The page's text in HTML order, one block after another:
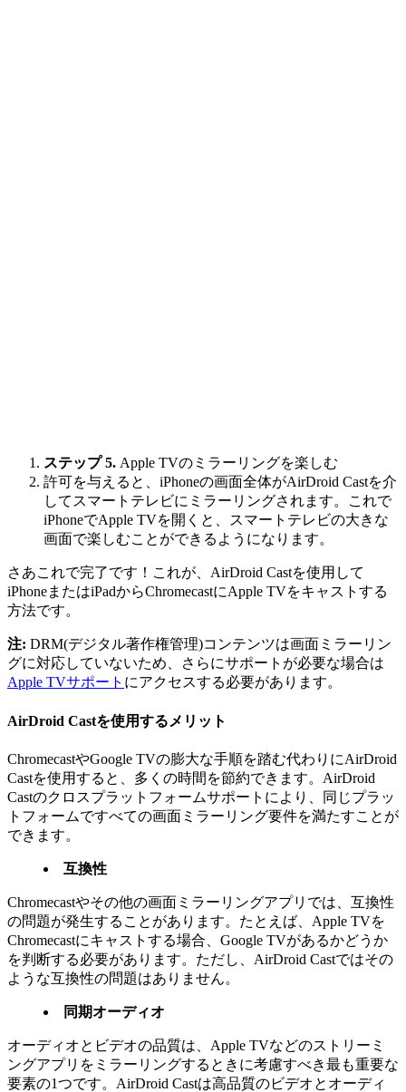
ステップ 5. Apple TVのミラーリングを楽​​しむ
許可を与えると、iPhoneの画面全体がAirDroid Castを介
してスマートテレビにミラーリングされます。これで
iPhoneでApple TVを開くと、スマートテレビの大きな
画面で楽しむことができるようになります。
さあこれで完了です！これが、AirDroid Castを使用して
iPhoneまたはiPadからChromecastにApple TVをキャストする
方法です。
注: DRM(デジタル著作権管理)コンテンツは画面ミラーリン
グに対応していないため、さらにサポートが必要な場合は
Apple TVサポート にアクセスする必要があります。
AirDroid Castを使用するメリット
ChromecastやGoogle TVの膨大な手順を踏む代わりにAirDroid
Castを使用すると、多くの時間を節約できます。AirDroid
Castのクロスプラットフォームサポートにより、同じプラッ
トフォームですべての画面ミラーリング要件を満たすことが
できます。
互換性
Chromecastやその他の画面ミラーリングアプリでは、互換性
の問題が発生することがあります。たとえば、Apple TVを
Chromecastにキャストする場合、Google TVがあるかどうか
を判断する必要があります。ただし、AirDroid Castではその
ような互換性の問題はありません。
同期オーディオ
オーディオとビデオの品質は、Apple TVなどのストリーミ
ングアプリをミラーリングするときに考慮すべき最も重要な
要素の1つです。AirDroid Castは高品質のビデオとオーディ